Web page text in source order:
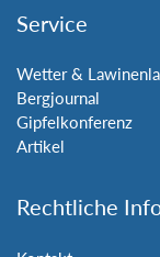
Service
Wetter &
Bergjournal
Gipfelkonferenz
Artikel
Rechtliche